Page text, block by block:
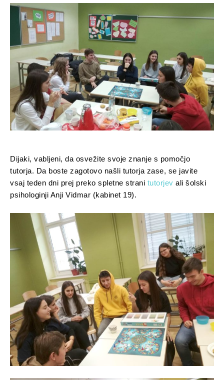
Dijaki, vabljeni, da osvežite svoje znanje s pomočjo
tutorja. Da boste zagotovo našli tutorja zase, se javite
vsaj teden dni prej preko spletne strani tutorjev ali šolski
psihologinji Anji Vidmar (kabinet 19).